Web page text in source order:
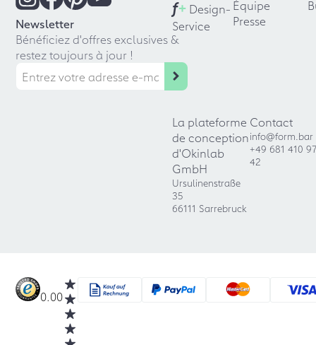
Newsletter
Bénéficiez d'offres exclusives &
restez toujours à jour !
f+ Design-
Service
Équipe
Presse
La plateforme
de conception
d'Okinlab
GmbH
Ursulinenstraße
35
66111 Sarrebruck
Contact
info@form.bar
+49 681 410
42
0.00